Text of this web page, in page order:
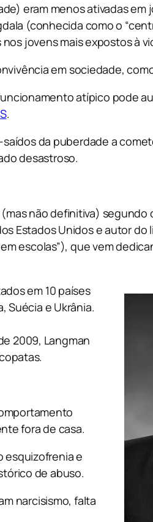
eram menos ativadas
(conhecida como o
jovens mais expostos à
em sociedade,
atípico pode
.
da puberdade a
desastroso.
não definitiva)
Estados Unidos e autor do
escolas”), que vem
em 10 países
Suécia e Ukrânia.
2009, Langman
fora de casa.
esquizofrenia e
de abuso.
narcisismo, falta